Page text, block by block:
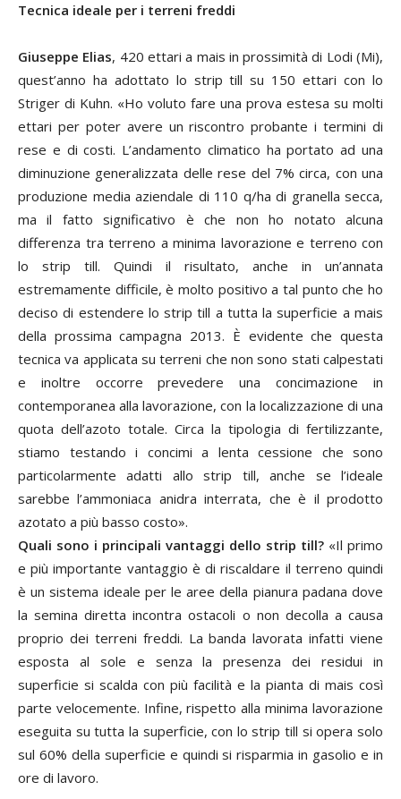
Tecnica ideale per i terreni freddi
Giuseppe Elias, 420 ettari a mais in prossimità di Lodi (Mi),
quest’anno ha adottato lo strip till su 150 ettari con lo
Striger di Kuhn. «Ho voluto fare una prova estesa su molti
ettari per poter avere un riscontro probante i termini di
rese e di costi. L’andamento climatico ha portato ad una
diminuzione generalizzata delle rese del 7% circa, con una
produzione media aziendale di 110 q/ha di granella secca,
ma il fatto significativo è che non ho notato alcuna
differenza tra terreno a minima lavorazione e terreno con
lo strip till. Quindi il risultato, anche in un’annata
estremamente difficile, è molto positivo a tal punto che ho
deciso di estendere lo strip till a tutta la superficie a mais
della prossima campagna 2013. È evidente che questa
tecnica va applicata su terreni che non sono stati calpestati
e inoltre occorre prevedere una concimazione in
contemporanea alla lavorazione, con la localizzazione di una
quota dell’azoto totale. Circa la tipologia di fertilizzante,
stiamo testando i concimi a lenta cessione che sono
particolarmente adatti allo strip till, anche se l’ideale
sarebbe l’ammoniaca anidra interrata, che è il prodotto
azotato a più basso costo».
Quali sono i principali vantaggi dello strip till? «Il primo
e più importante vantaggio è di riscaldare il terreno quindi
è un sistema ideale per le aree della pianura padana dove
la semina diretta incontra ostacoli o non decolla a causa
proprio dei terreni freddi. La banda lavorata infatti viene
esposta al sole e senza la presenza dei residui in
superficie si scalda con più facilità e la pianta di mais così
parte velocemente. Infine, rispetto alla minima lavorazione
eseguita su tutta la superficie, con lo strip till si opera solo
sul 60% della superficie e quindi si risparmia in gasolio e in
ore di lavoro.